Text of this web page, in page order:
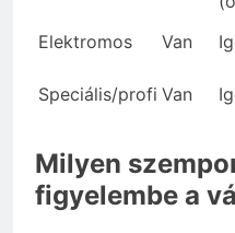
Elektromos Van
Speciális/profi Van
Milyen
figyelembe a